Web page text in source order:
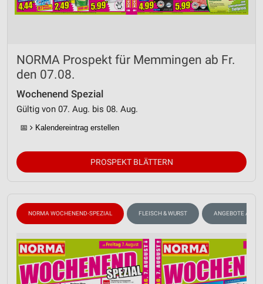
NORMA Prospekt für Memmingen ab Fr.
den 07.08.
Wochenend Spezial
Gültig von 07. Aug. bis 08. Aug.
📅 Kalendereintrag erstellen
PROSPEKT BLÄTTERN
NORMA WOCHENEND-SPEZIAL FLEISCH & WURST ANGEBOTE AB